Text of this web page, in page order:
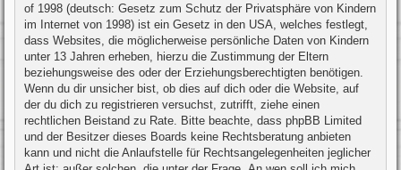
of 1998 (deutsch: Gesetz zum Schutz der Privatsphäre von Kindern
im Internet von 1998) ist ein Gesetz in den USA, welches festlegt,
dass Websites, die möglicherweise persönliche Daten von Kindern
unter 13 Jahren erheben, hierzu die Zustimmung der Eltern
beziehungsweise des oder der Erziehungsberechtigten benötigen.
Wenn du dir unsicher bist, ob dies auf dich oder die Website, auf
der du dich zu registrieren versuchst, zutrifft, ziehe einen
rechtlichen Beistand zu Rate. Bitte beachte, dass phpBB Limited
und der Besitzer dieses Boards keine Rechtsberatung anbieten
kann und nicht die Anlaufstelle für Rechtsangelegenheiten jeglicher